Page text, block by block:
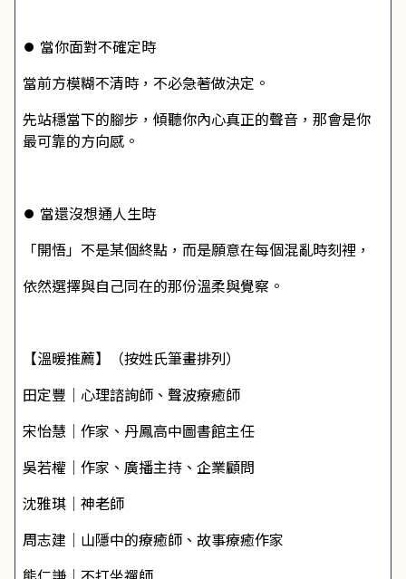
⏺ 當你面對不確定時
當前方模糊不清時，不必急著做決定。
先站穩當下的腳步，傾聽你內心真正的聲音，那會是你
最可靠的方向感。
⏺ 當還沒想通人生時
「開悟」不是某個終點，而是願意在每個混亂時刻裡，
依然選擇與自己同在的那份溫柔與覺察。
【溫暖推薦】（按姓氏筆畫排列）
田定豐│心理諮詢師、聲波療癒師
宋怡慧│作家、丹鳳高中圖書館主任
吳若權│作家、廣播主持、企業顧問
沈雅琪│神老師
周志建│山隱中的療癒師、故事療癒作家